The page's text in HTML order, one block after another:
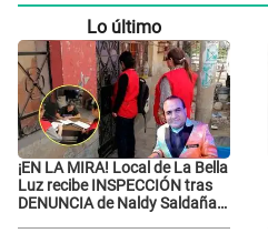
Lo último
¡EN LA MIRA! Local de La Bella
Luz recibe INSPECCIÓN tras
DENUNCIA de Naldy Saldaña